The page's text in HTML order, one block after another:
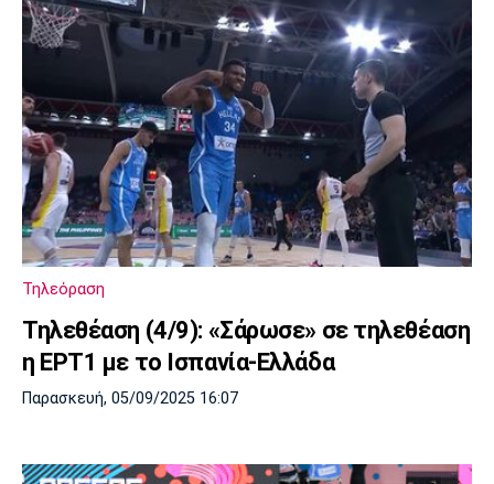
Τηλεόραση
Τηλεθέαση (4/9): «Σάρωσε» σε τηλεθέαση
η ΕΡΤ1 με το Ισπανία-Ελλάδα
Παρασκευή, 05/09/2025 16:07